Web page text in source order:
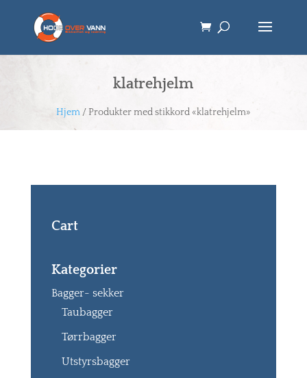
klatrehjelm
Hjem/ Produkter med stikkord «klatrehjelm»
Cart
Kategorier
Bagger- sekker
Taubagger
Tørrbagger
Utstyrsbagger